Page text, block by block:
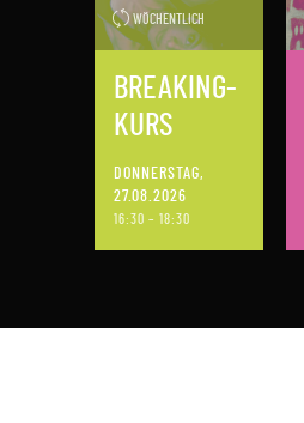
WÖCHENTLICH
BREAKING-
KURS
DONNERSTAG,
27.08.2026
16:30 – 18:30